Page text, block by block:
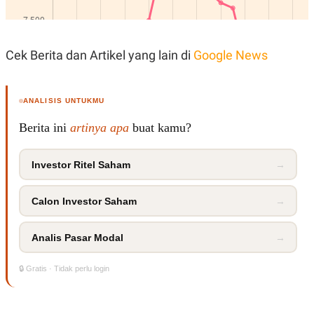
T
G
O
T
A
T
I
S
U
JARINGAN
O
T
R
S
Cek Berita dan Artikel yang lain di Google News
ANALISIS UNTUKMU
Berita ini artinya apa buat kamu?
Investor Ritel Saham →
Calon Investor Saham →
Analis Pasar Modal →
🔒 Gratis · Tidak perlu login